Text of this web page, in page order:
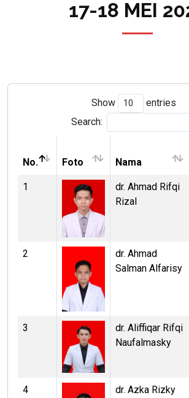
17-18 MEI
Show
entries
Search:
No. Foto Nama
1
dr. Ahmad Rifqi
Rizal
2
dr. Ahmad
Salman Alfarisy
3
dr. Aliffiqar Rifqi
Naufalmasky
4
dr. Azka Rizky